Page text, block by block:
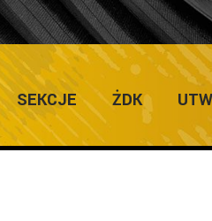
SEKCJE ŻDK UTW
Home/